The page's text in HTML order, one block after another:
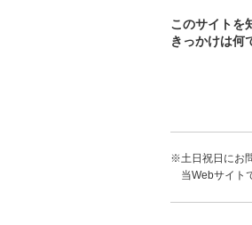
このサイトを
きっかけは何
※土日祝日にお
当Webサイト